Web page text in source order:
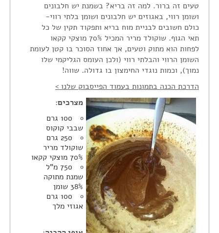
צור קשר
הצהרת נגישות
טעים זה ברור. למה זה בריא? בשמנת יש חלבונים
ושומן רווי, באגוזים יש חלבונים ושומן בלתי רווי-
כולם חשובים לבניית מוח בריא ותפקוד תקין של כל
תאי הגוף. שוקולד מריר המכיל 70% מוצקי קקאו
לפחות הוא מתוק וטעים, אך אחוז הסוכר בו קטן לעומת
השומן הרווי והבלתי רווי (ולכן העומס הגליקמי שלו
נמוך), וכמות נוגדי החימצון בו גדולה. שווה!
הדרכת הכנה בתמונות בעמוד הפייסבוק שלנו >
מצרכים:
100 גרם
שבבי קוקוס
250 גרם
שוקולד מריר
70% מוצקי קקאו
750 מ"ל
שמנת מתוקה
38% שומן
100 גרם
אגוזי מלך